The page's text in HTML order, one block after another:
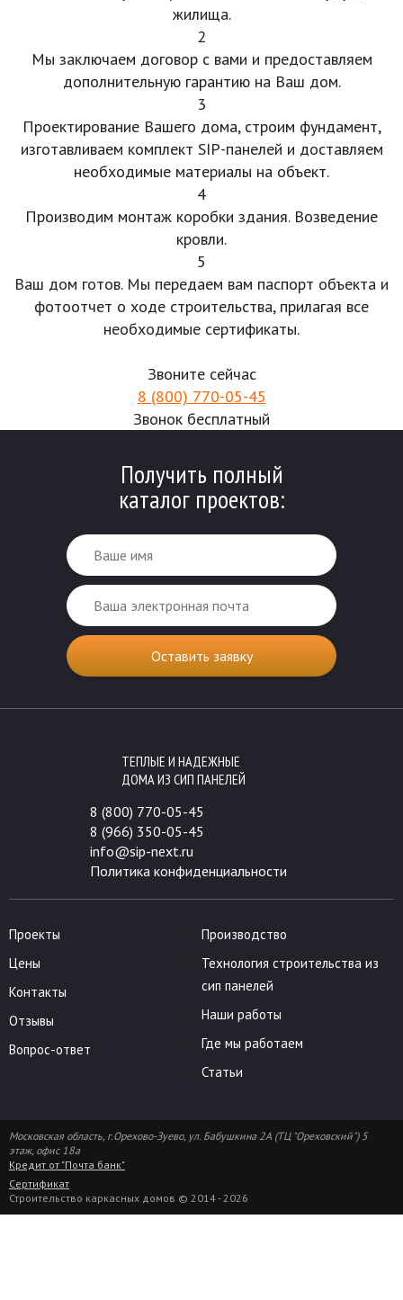
жилища.
2
Мы заключаем договор с вами и предоставляем
дополнительную гарантию на Ваш дом.
3
Проектирование Вашего дома, строим фундамент,
изготавливаем комплект SIP-панелей и доставляем
необходимые материалы на объект.
4
Производим монтаж коробки здания. Возведение
кровли.
5
Ваш дом готов. Мы передаем вам паспорт объекта и
фотоотчет о ходе строительства, прилагая все
необходимые сертификаты.
Звоните сейчас
8 (800) 770-05-45
Звонок бесплатный
Получить полный
каталог проектов:
ТЕПЛЫЕ И НАДЕЖНЫЕ
ДОМА ИЗ СИП ПАНЕЛЕЙ
Проекты
Цены
Контакты
Отзывы
Вопрос-ответ
Производство
Технология строительства из
сип панелей
Наши работы
Где мы работаем
Статьи
8 (800) 770-05-45
8 (966) 350-05-45
info@sip-next.ru
Политика конфиденциальности
Строительство каркасных домов © 2014 - 2026
Сертификат
Кредит от "Почта банк"
Московская область, г.Орехово-Зуево, ул. Бабушкина 2А (ТЦ "Ореховский") 5
этаж, офис 18а